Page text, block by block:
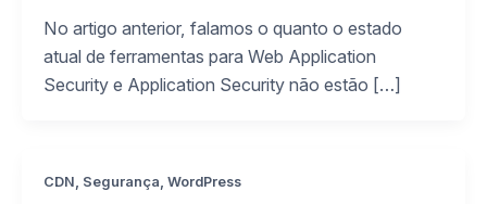
No artigo anterior, falamos o quanto o estado
atual de ferramentas para Web Application
Security e Application Security não estão […]
CDN Segurança WordPress